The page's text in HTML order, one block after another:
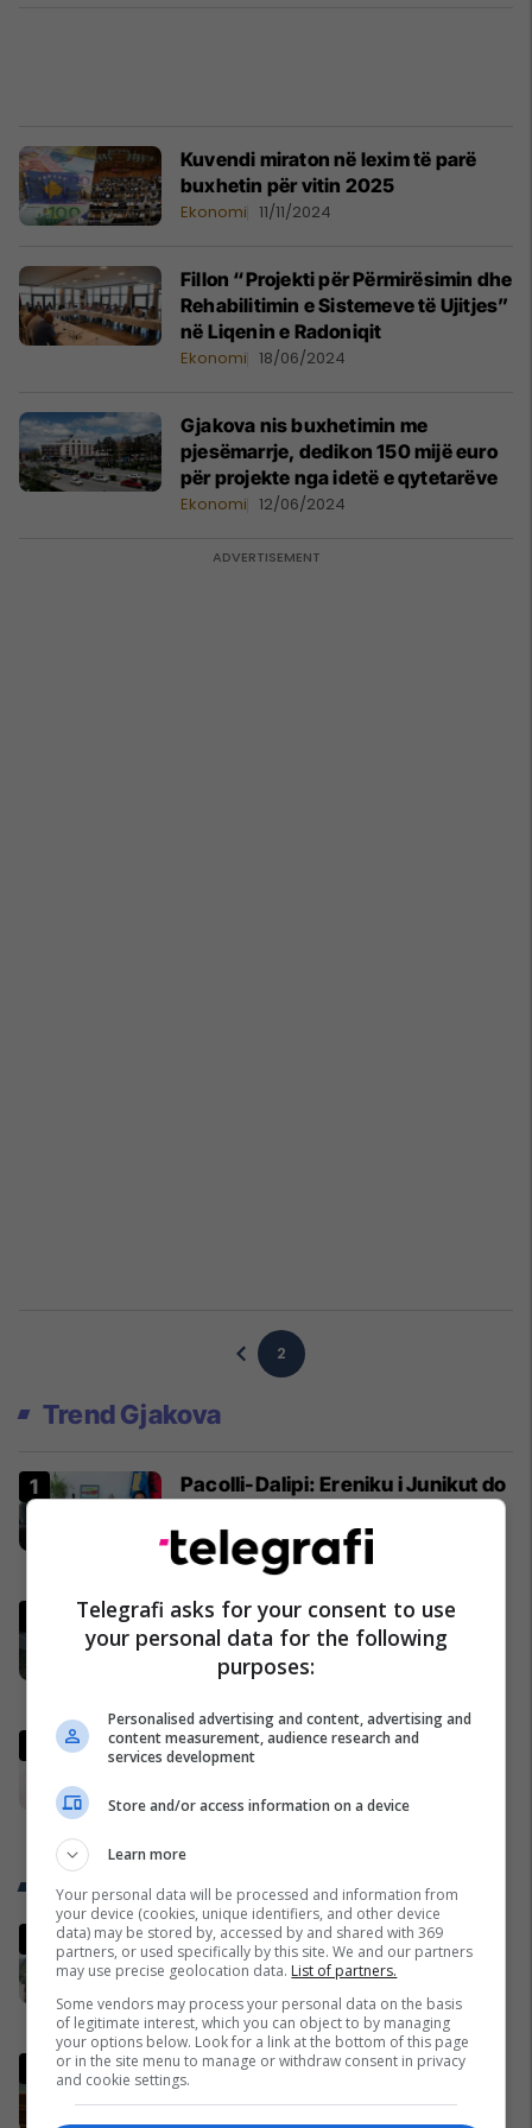
Kuvendi miraton në lexim të parë
buxhetin për vitin 2025
Ekonomi 11/11/2024
Fillon “Projekti për Përmirësimin dhe
Rehabilitimin e Sistemeve të Ujitjes”
në Liqenin e Radoniqit
Ekonomi 18/06/2024
Gjakova nis buxhetimin me
pjesëmarrje, dedikon 150 mijë euro
për projekte nga idetë e qytetarëve
Ekonomi 12/06/2024
2
Trend Gjakova
Pacolli-Dalipi: Ereniku i Junikut do
çlirohet nga ngulfatja e betonit
Juniku
Juniku vendos udhëzues për
ndarjen e mbeturinave, synohet
rritja e ndërgjegjësimit qytetar
Qytetari gjen portofol me 2,940
euro në Malishevë dhe e dorëzon
në Polici
Trend Telegrafi
“Marre duhet me ju ardhë, turp
për votat që i keni”, njëri nga
protestuesit i drejtohet Bedri
Hamzës
Politikë
Ndërpritet seanca, Kurti nuk
kryeparlamentar - kërkon kohë
Telegrafi asks for your consent to use
your personal data for the following
purposes:
Personalised advertising and content, advertising and
content measurement, audience research and
services development
Store and/or access information on a device
Learn more
Your personal data will be processed and information from
your device (cookies, unique identifiers, and other device
data) may be stored by, accessed by and shared with 369
partners, or used specifically by this site. We and our partners
may use precise geolocation data. List of partners.
Some vendors may process your personal data on the basis
of legitimate interest, which you can object to by managing
your options below. Look for a link at the bottom of this page
or in the site menu to manage or withdraw consent in privacy
and cookie settings.